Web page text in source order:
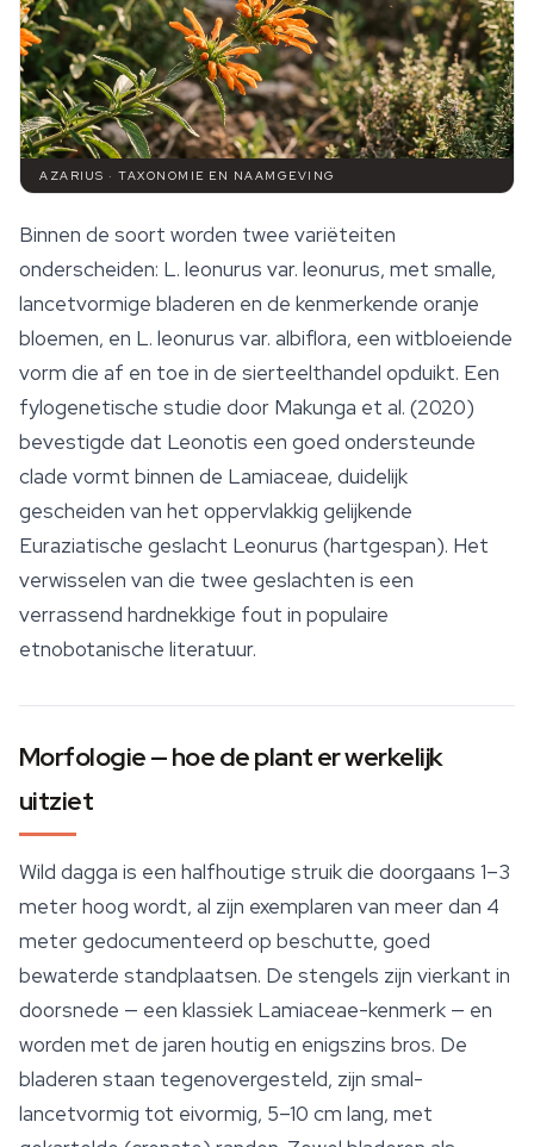
AZARIUS · TAXONOMIE EN NAAMGEVING
Binnen de soort worden twee variëteiten
onderscheiden: L. leonurus var. leonurus, met smalle,
lancetvormige bladeren en de kenmerkende oranje
bloemen, en L. leonurus var. albiflora, een witbloeiende
vorm die af en toe in de sierteelthandel opduikt. Een
fylogenetische studie door Makunga et al. (2020)
bevestigde dat Leonotis een goed ondersteunde
clade vormt binnen de Lamiaceae, duidelijk
gescheiden van het oppervlakkig gelijkende
Euraziatische geslacht Leonurus (hartgespan). Het
verwisselen van die twee geslachten is een
verrassend hardnekkige fout in populaire
etnobotanische literatuur.
Morfologie — hoe de plant er werkelijk
uitziet
Wild dagga is een halfhoutige struik die doorgaans 1–3
meter hoog wordt, al zijn exemplaren van meer dan 4
meter gedocumenteerd op beschutte, goed
bewaterde standplaatsen. De stengels zijn vierkant in
doorsnede — een klassiek Lamiaceae-kenmerk — en
worden met de jaren houtig en enigszins bros. De
bladeren staan tegenovergesteld, zijn smal-
lancetvormig tot eivormig, 5–10 cm lang, met